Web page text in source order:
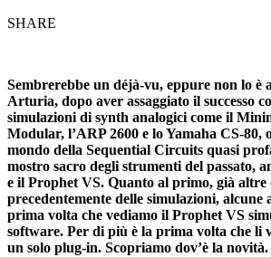
SHARE
Sembrerebbe un déjà-vu, eppure non lo è
Arturia, dopo aver assaggiato il successo
simulazioni di synth analogici come il
Modular, l’ARP 2600 e lo Yamaha CS-80,
mondo della Sequential Circuits quasi
mostro sacro degli strumenti del passato,
e il Prophet VS. Quanto al primo, già altre
precedentemente delle simulazioni, alcune
prima volta che vediamo il Prophet VS
software. Per di più è la prima volta che li
un solo plug-in. Scopriamo dov’è la novità.